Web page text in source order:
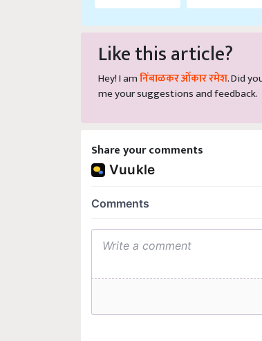
Like this article?
Hey! I am निंबाळकर ओंकार रमेश . Did
me your suggestions and feedback.
Share your comments